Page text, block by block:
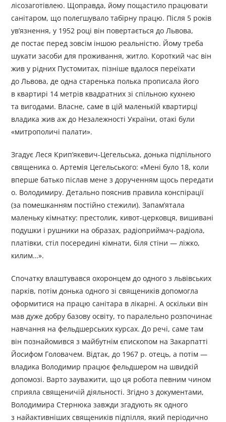
лісозаготівлею. Щоправда, йому пощастило працювати
санітаром, що полегшувало табірну працю. Після 5 років
ув’язнення, у 1952 році він повертається до Львова,
де постає перед зовсім іншою реальністю. Йому треба
шукати засоби для проживання, житло. Короткий час він
жив у рідних Пустомитах, пізніше вдалося переїхати
до Львова, де одна старенька полька прописала його
в квартирі 14 метрів квадратних зі спільною кухнею
та вигодами. Власне, саме в цій маленькій квартирці
владика жив аж до Незалежності України, отакі були
«митрополичі палати».
Згадує Леся Крип’якевич-Цегельська, донька підпільного
священика о. Артемія Цегельського: «Мені було 18, коли
вперше батько післав мене з дорученням щось передати
о. Володимиру. Детально пояснив правила конспірації
(за помешканням постійно стежили). Запам’ятала
маленьку кімнатку: престолик, кивот-церковця, вишивані
подушки і рушники на образах, радіоприймач-радіола,
платівки, стіл посередині кімнати, біля стіни — ліжко,
килим…».
Спочатку влаштувався охоронцем до одного з львівських
парків, потім донька одного зі священиків допомогла
оформитися на працю санітара в лікарні. А оскільки він
мав дуже добру базову освіту, то паралельно розпочинає
навчання на фельдшерських курсах. До речі, саме там
він познайомився з майбутнім єпископом на Закарпатті
Йосифом Головачем. Відтак, до 1967 р. отець, а потім —
владика Володимир працює фельдшером на швидкій
допомозі. Варто зауважити, що ця робота певним чином
сприяла священичій діяльності. Згідно з документами,
Володимира Стернюка завжди згадують як одного
з найактивніших священиків підпілля, який періодично